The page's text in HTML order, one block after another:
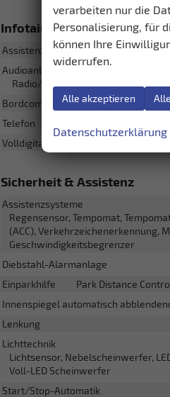
Infotainment &
Assistenzsysteme
Audioanlage
Radio/MP3-Player, Radio,
Bordcomputer
Telefon
Volldigitales Kombiinstrument (Virtual
Sicherheit & Assistenz
Assistenzsysteme
Regensensor, Tempomat,
(ACC), Verkehrzeichenerkennung,
Geschwindigkeitsbegrenzer
Diebstahl-Alarmanlage
Einparkhilfe
Park Distance
Innenspiegel automatisch
Lenkung
Lichttechnik
Lichtsensor, Nebelscheinwerfer,
Voll-LED Scheinwerfer
Start/Stop-Automatik
verarbeiten nur die
Personalisierung, für
können Ihre
widerrufen.
Alle akzeptieren
Datenschutzerklärung